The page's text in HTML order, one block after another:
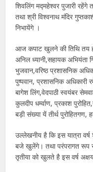
शिवलिंग मद्महेश्वर पुजारी रहेंगे
तथा श्री विश्वनाथ मंदिर
निभायेंगे ।
आज कपाट खुलने की तिथि तय
अनिल ध्यानी,सहायक अभियंता
भुजवान,वरिष्ठ प्रशासनिक
पुष्पवान, प्रशासनिक अधिकारी
बागेश लिंग,वेदपाठी स्वयंबर
कुलदीप धर्म्वाण, प्रकाश
बड़ी संख्या यें तीर्थ
उल्लेखनीय है कि इस यात्रा
बजे खुलेंगे। तथा परंपरागत रूप से
तृतीया को खुलते है इस वर्ष